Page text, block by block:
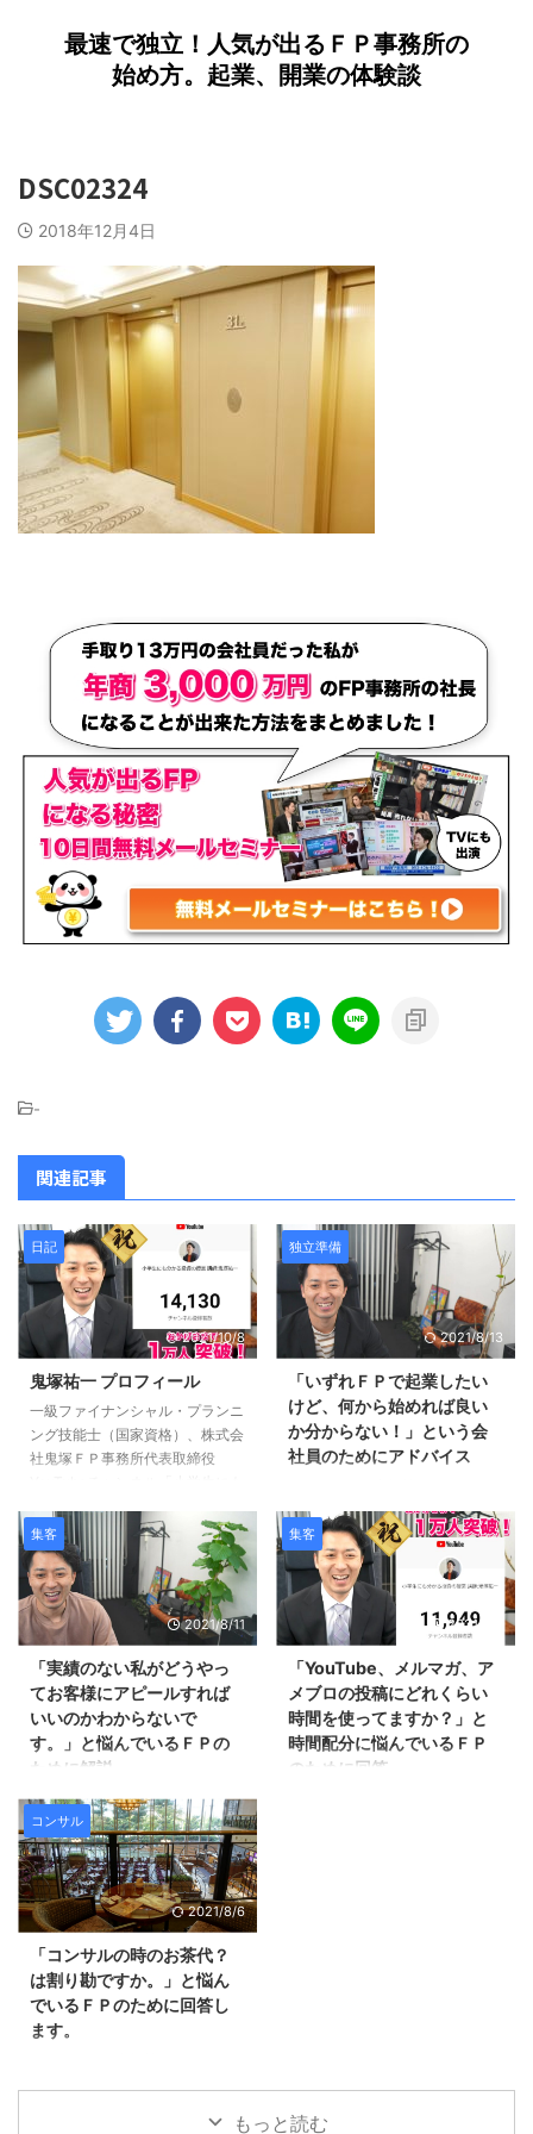
最速で独立！人気が出るＦＰ事務所の
始め方。起業、開業の体験談
DSC02324
2018年12月4日
-
関連記事
日記
2021/10/8
鬼塚祐一 プロフィール
一級ファイナンシャル・プランニ
ング技能士（国家資格）、株式会
社鬼塚ＦＰ事務所代表取締役
万人超！ 総動画数４６９本、累
計再生回数２００万回 大学卒業
後、郵政事業庁に入り、ゆうちょ
とカンポの営業職に従事し５年勤
務。 その後、女性向けのマネー
講座を主催するＦＰ事務所に転
職。 講師として５００回以上、
セミナーに登壇する。 福岡県職
員向けや、年商３００億円企業の
社員向けセミナーも担当。 ２０
１５年４月に独立。日本では珍し
独立準備
2021/8/13
「いずれＦＰで起業したい
けど、何から始めれば良い
か分からない！」という会
社員のためにアドバイス
「現在、非金融の会社員で、いず
れはFPで起業が出来ればと思っ
ていますが、何からどのように始
めれば良いかも分かりません。」
というお悩みが届いたので回答し
ますね。 ＣＦＰの試験勉強をし
ているそうですが、集中できてい
ないそうです。 質問の全文はこ
ちらです。 Ｑ：「いずれＦＰで
起業したいけど、何から始めれば
良いか分からない！」 ペンネー
ム：友蔵さん 鬼塚様 現在、非金
集客
2021/8/11
「実績のない私がどうやっ
てお客様にアピールすれば
いいのかわからないで
す。」と悩んでいるＦＰの
ために解説
こんばんは。鬼塚祐一です。
「実績のない私がどうやってお客
様にアピールすればいいのかわか
らないです。」 というお悩みが
届きましたので回答したいと思い
ます。 ＦＰを始めて半年ほどだ
です。 Ｑ：「実績のない私がど
うやってお客様にアピールすれば
いいのかわからないです。」 ペ
ンネーム：りんりんさん 鬼塚さ
集客
2021/8/7
「YouTube、メルマガ、ア
メブロの投稿にどれくらい
時間を使ってますか？」と
時間配分に悩んでいるＦＰ
のために回答
コンサル
2021/8/6
「コンサルの時のお茶代？
は割り勘ですか。」と悩ん
でいるＦＰのために回答し
ます。
もっと読む